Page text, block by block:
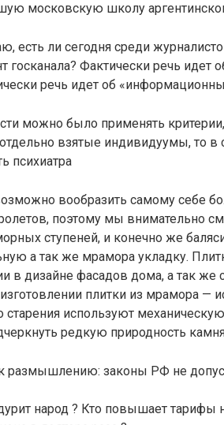
московскую школу
есть ли сегодня среди
госканала? Фактически речь идет
речь идет об
можно было применять
взятые индивидуумы, то
психиатра
вообразить самому себе
поэтому мы внимательно
ступеней, и конечно же
а так же мрамора укладку.
в дизайне фасадов дома, а так
плитки из мрамора —
старения используют
редкую природность
размышлению: законы РФ не
народ ? Кто повышает тарифы